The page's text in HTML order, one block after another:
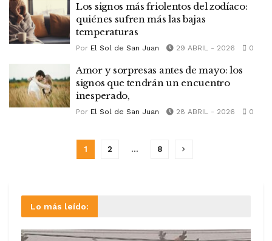
Los signos más friolentos del zodíaco:
quiénes sufren más las bajas
temperaturas
Por El Sol de San Juan 29 ABRIL - 2026 0
Amor y sorpresas antes de mayo: los
signos que tendrán un encuentro
inesperado,
Por El Sol de San Juan 28 ABRIL - 2026 0
1 2 … 8
Lo más leído: